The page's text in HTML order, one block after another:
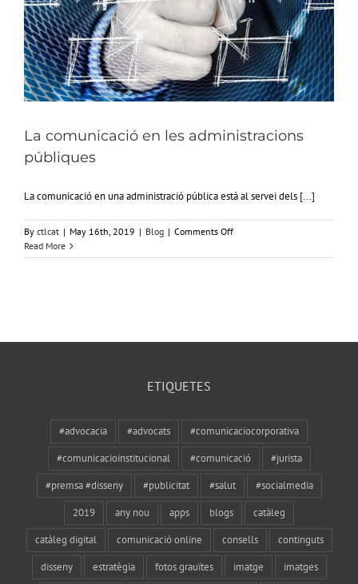
La comunicació en les administracions
públiques
La comunicació en una administració pública està al servei dels [...]
By ctlcat | May 16th, 2019 | Blog | Comments Offon
comunicació
Read More
ETIQUETES
#advocacia #advocats
#comunicaciocorporativa
#comunicacioinstitucional
#comunicació
#jurista
#premsa #disseny
#publicitat #salut
#socialmedia
2019
any nou apps blogs
catàleg
catàleg digital
comunicació online consells
continguts
disseny
estratègia fotos grauïtes imatge
imatges